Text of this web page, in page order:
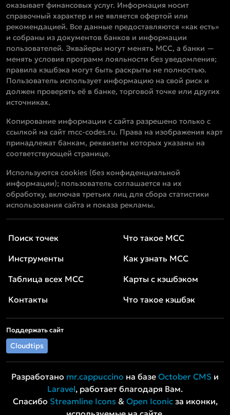
оказывает финансовых услуг. Информация носит
справочный характер и не является офертой или
рекомендацией. Все данные предоставляются «как есть»
и собраны из документов банков и информации
пользователей. Эквайеры могут менять MCC, а банки —
менять условия программ лояльности без уведомления;
правила кэшбэка могут быть раскрыты не полностью.
Пользователь использует информацию на свой риск и
должен проверять её в банке, торговой точке или других
источниках.
Копирование информации с сайта разрешено только с
ссылкой на сайт mcc-codes.ru. Права на изображения карт
принадлежат банкам, реквизиты которых указаны на
соответствующей странице.
Используются cookies (без конфиденциальной
информации); пользователь соглашается на их
обработку, включая третьих лиц для сбора статистики
использования сайта и показа рекламы.
Поиск точек
Инструменты
Таблица всех MCC
Контакты
Что такое MCC
Как узнать MCC
Карты с кэшбэком
Что такое кэшбэк
Поддержать сайт
Cloudtips
Разработано mr.cappuccino на базе October CMS и
Laravel, работает благодаря Вам.
Спасибо Streamline Icons & Open Iconicза иконки,